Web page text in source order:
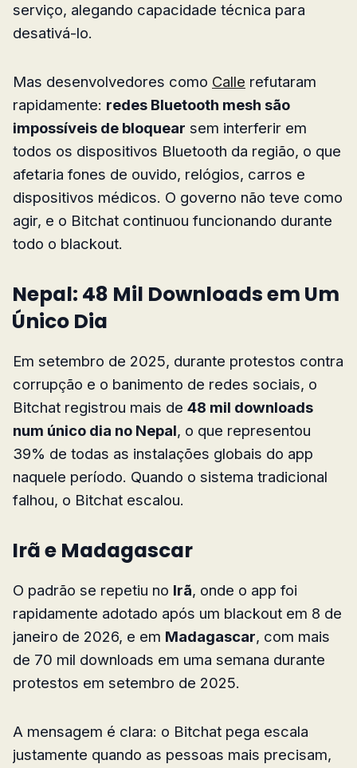
serviço, alegando capacidade técnica para
desativá-lo.
Mas desenvolvedores como Calle refutaram
rapidamente: redes Bluetooth mesh são
impossíveis de bloquear sem interferir em
todos os dispositivos Bluetooth da região, o que
afetaria fones de ouvido, relógios, carros e
dispositivos médicos. O governo não teve como
agir, e o Bitchat continuou funcionando durante
todo o blackout.
Nepal: 48 Mil Downloads em Um
Único Dia
Em setembro de 2025, durante protestos contra
corrupção e o banimento de redes sociais, o
Bitchat registrou mais de 48 mil downloads
num único dia no Nepal, o que representou
39% de todas as instalações globais do app
naquele período. Quando o sistema tradicional
falhou, o Bitchat escalou.
Irã e Madagascar
O padrão se repetiu no Irã, onde o app foi
rapidamente adotado após um blackout em 8 de
janeiro de 2026, e em Madagascar, com mais
de 70 mil downloads em uma semana durante
protestos em setembro de 2025.
A mensagem é clara: o Bitchat pega escala
justamente quando as pessoas mais precisam,